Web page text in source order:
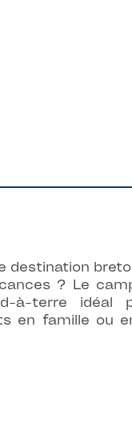
destination
? Le
à-terre idéal
en famille ou